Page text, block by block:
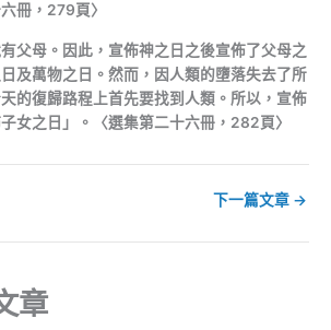
冊，279頁〉
有父母。因此，宣佈神之日之後宣佈了父母之
及萬物之日。然而，因人類的墮落失去了所
的復歸路程上首先要找到人類。所以，宣佈
女之日」。〈選集第二十六冊，282頁〉
下一篇文章 →
章